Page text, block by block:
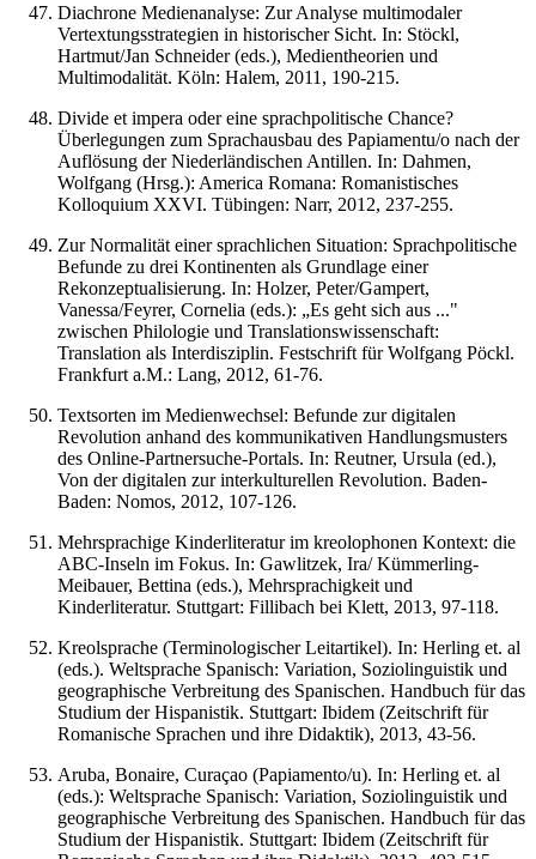
Diachrone Medienanalyse: Zur Analyse multimodaler
Vertextungsstrategien in historischer Sicht. In: Stöckl,
Hartmut/Jan Schneider (eds.), Medientheorien und
Multimodalität. Köln: Halem, 2011, 190-215.
Divide et impera oder eine sprachpolitische Chance?
Überlegungen zum Sprachausbau des Papiamentu/o nach der
Auflösung der Niederländischen Antillen. In: Dahmen,
Wolfgang (Hrsg.): America Romana: Romanistisches
Kolloquium XXVI. Tübingen: Narr, 2012, 237-255.
Zur Normalität einer sprachlichen Situation: Sprachpolitische
Befunde zu drei Kontinenten als Grundlage einer
Rekonzeptualisierung. In: Holzer, Peter/Gampert,
Vanessa/Feyrer, Cornelia (eds.): „Es geht sich aus ..."
zwischen Philologie und Translationswissenschaft:
Translation als Interdisziplin. Festschrift für Wolfgang Pöckl.
Frankfurt a.M.: Lang, 2012, 61-76.
Textsorten im Medienwechsel: Befunde zur digitalen
Revolution anhand des kommunikativen Handlungsmusters
des Online-Partnersuche-Portals. In: Reutner, Ursula (ed.),
Von der digitalen zur interkulturellen Revolution. Baden-
Baden: Nomos, 2012, 107-126.
Mehrsprachige Kinderliteratur im kreolophonen Kontext: die
ABC-Inseln im Fokus. In: Gawlitzek, Ira/ Kümmerling-
Meibauer, Bettina (eds.), Mehrsprachigkeit und
Kinderliteratur. Stuttgart: Fillibach bei Klett, 2013, 97-118.
Kreolsprache (Terminologischer Leitartikel). In: Herling et. al
(eds.). Weltsprache Spanisch: Variation, Soziolinguistik und
geographische Verbreitung des Spanischen. Handbuch für das
Studium der Hispanistik. Stuttgart: Ibidem (Zeitschrift für
Romanische Sprachen und ihre Didaktik), 2013, 43-56.
Aruba, Bonaire, Curaçao (Papiamento/u). In: Herling et. al
(eds.): Weltsprache Spanisch: Variation, Soziolinguistik und
geographische Verbreitung des Spanischen. Handbuch für das
Studium der Hispanistik. Stuttgart: Ibidem (Zeitschrift für